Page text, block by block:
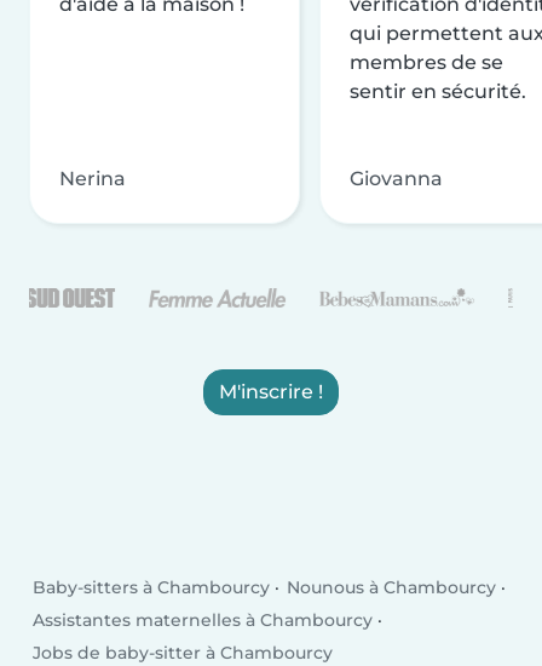
d'aide à la maison !
Nerina
vérification
qui permettent
membres de se
sentir en sécurité.
Giovanna
M'inscrire !
Baby-sitters à Chambourcy
Nounous à Chambourcy
Assistantes maternelles à Chambourcy
Jobs de baby-sitter à Chambourcy